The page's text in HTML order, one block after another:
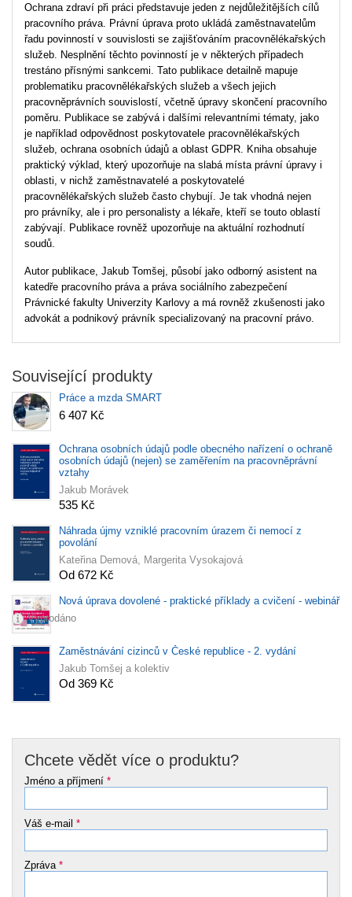
Ochrana zdraví při práci představuje jeden z nejdůležitějších cílů
pracovního práva. Právní úprava proto ukládá zaměstnavatelům
řadu povinností v souvislosti se zajišťováním pracovnělékařských
služeb. Nesplnění těchto povinností je v některých případech
trestáno přísnými sankcemi. Tato publikace detailně mapuje
problematiku pracovnělékařských služeb a všech jejich
pracovněprávních souvislostí, včetně úpravy skončení pracovního
poměru. Publikace se zabývá i dalšími relevantními tématy, jako
je například odpovědnost poskytovatele pracovnělékařských
služeb, ochrana osobních údajů a oblast GDPR. Kniha obsahuje
praktický výklad, který upozorňuje na slabá místa právní úpravy i
oblasti, v nichž zaměstnavatelé a poskytovatelé
pracovnělékařských služeb často chybují. Je tak vhodná nejen
pro právníky, ale i pro personalisty a lékaře, kteří se touto oblastí
zabývají. Publikace rovněž upozorňuje na aktuální rozhodnutí
soudů.
Autor publikace, Jakub Tomšej, působí jako odborný asistent na
katedře pracovního práva a práva sociálního zabezpečení
Právnické fakulty Univerzity Karlovy a má rovněž zkušenosti jako
advokát a podnikový právník specializovaný na pracovní právo.
Související produkty
Práce a mzda SMART
6 407 Kč
Ochrana osobních údajů podle obecného nařízení o ochraně
osobních údajů (nejen) se zaměřením na pracovněprávní
vztahy
Jakub Morávek
535 Kč
Náhrada újmy vzniklé pracovním úrazem či nemocí z
povolání
Kateřina Demová, Margerita Vysokajová
Od 672 Kč
Nová úprava dovolené - praktické příklady a cvičení - webinář
Vyprodáno
Zaměstnávání cizinců v České republice - 2. vydání
Jakub Tomšej a kolektiv
Od 369 Kč
Chcete vědět více o produktu?
Jméno a příjmení *
Váš e-mail *
Zpráva *